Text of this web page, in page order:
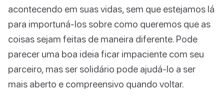
acontecendo em suas vidas, sem que estejamos lá
para importuná-los sobre como queremos que as
coisas sejam feitas de maneira diferente. Pode
parecer uma boa ideia ficar impaciente com seu
parceiro, mas ser solidário pode ajudá-lo a ser
mais aberto e compreensivo quando voltar.